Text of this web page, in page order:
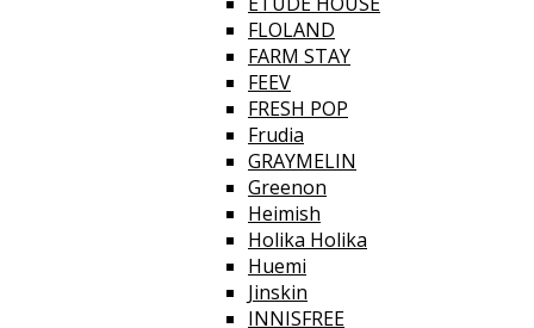
FLOLAND
FARM STAY
FEEV
FRESH POP
Frudia
GRAYMELIN
Greenon
Heimish
Holika Holika
Huemi
Jinskin
INNISFREE